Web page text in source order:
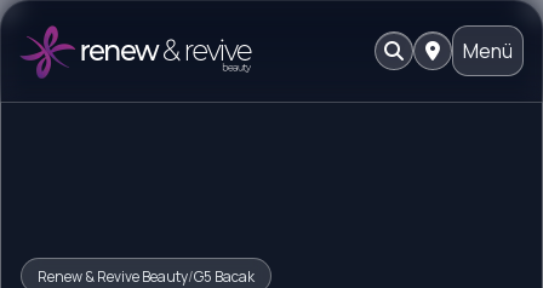
Menü
Renew & Revive Beauty/G5 Bacak